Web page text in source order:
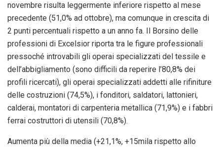
novembre risulta leggermente inferiore rispetto al mese
precedente (51,0% ad ottobre), ma comunque in crescita di
2 punti percentuali rispetto a un anno fa. Il Borsino delle
professioni di Excelsior riporta tra le figure professionali
pressoché introvabili gli operai specializzati del tessile e
dell’abbigliamento (sono difficili da reperire l’80,8% dei
profili ricercati), gli operai specializzati addetti alle rifiniture
delle costruzioni (74,5%), i fonditori, saldatori, lattonieri,
calderai, montatori di carpenteria metallica (71,9%) e i fabbri
ferrai costruttori di utensili (70,8%).
Aumenta più della media (+21,1%, +15mila rispetto allo